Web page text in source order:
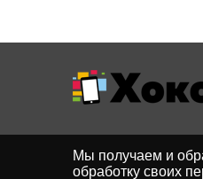
Мы получаем и
обработку своих